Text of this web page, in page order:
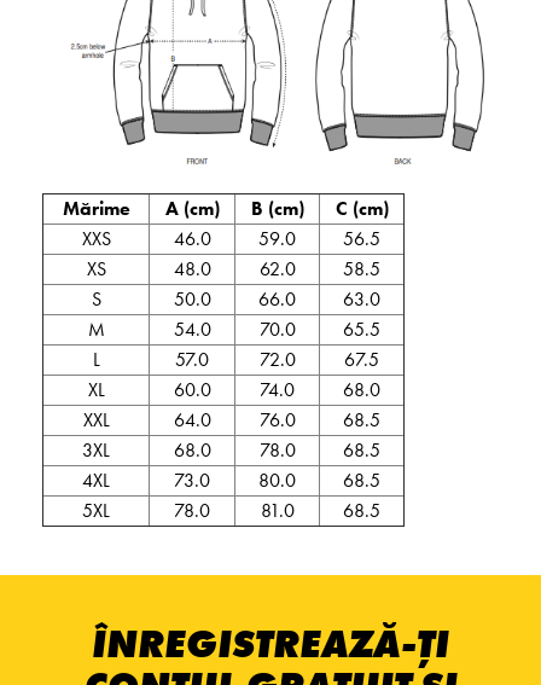
Mărime A (cm) B (cm)
C (cm)
XXS
46.0 59.0
56.5
XS
48.0 62.0
58.5
S
50.0 66.0
63.0
M
54.0 70.0
65.5
L
57.0 72.0
67.5
XL
60.0 74.0
68.0
XXL
64.0 76.0
68.5
3XL
68.0 78.0
68.5
4XL
73.0 80.0
68.5
5XL
78.0 81.0 68.5
ÎNREGISTREAZĂ-ȚI